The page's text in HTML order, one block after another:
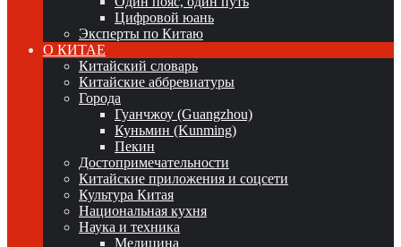
Цифровой юань
Эксперты по Китаю
О КИТАЕ
Китайский словарь
Китайские аббревиатуры
Города
Гуанчжоу (Guangzhou)
Куньмин (Kunming)
Пекин
Достопримечательности
Китайские приложения и соцсети
Культура Китая
Национальная кухня
Наука и техника
Медицина